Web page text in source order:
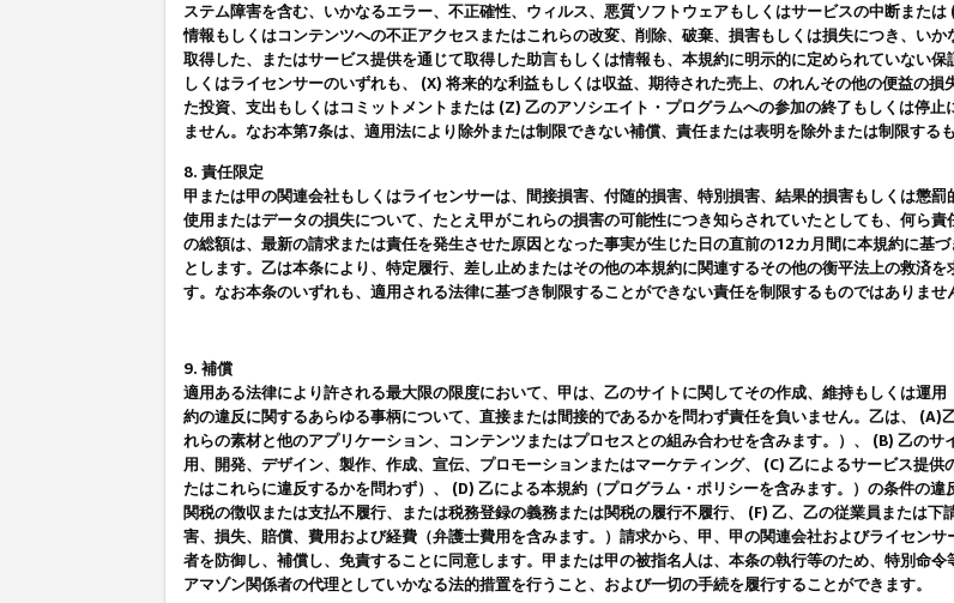
ステム障害を含む、いかなるエラー、不正確性、ウィルス、悪質ソフトウェアもしくはサービスの中断また
情報もしくはコンテンツへの不正アクセスまたはこれらの改変、削除、破棄、損害もしくは損失につき、い
取得した、またはサービス提供を通じて取得した助言もしくは情報も、本規約に明示的に定められていない
しくはライセンサーのいずれも、 (X) 将来的な利益もしくは収益、期待された売上、のれんその他の便益の
た投資、支出もしくはコミットメントまたは (Z) 乙のアソシエイト・プログラムへの参加の終了もしくは停
ません。なお本第7条は、適用法により除外または制限できない補償、責任または表明を除外または制限する
8. 責任限定
甲または甲の関連会社もしくはライセンサーは、間接損害、付随的損害、特別損害、結果的損害もしくは懲
使用またはデータの損失について、たとえ甲がこれらの損害の可能性につき知らされていたとしても、何ら
の総額は、最新の請求または責任を発生させた原因となった事実が生じた日の直前の12カ月間に本規約に基
とします。乙は本条により、特定履行、差し止めまたはその他の本規約に関連するその他の衡平法上の救済
す。なお本条のいずれも、適用される法律に基づき制限することができない責任を制限するものではありませ
9. 補償
適用ある法律により許される最大限の限度において、甲は、乙のサイトに関してその作成、維持もしくは運
約の違反に関するあらゆる事柄について、直接または間接的であるかを問わず責任を負いません。乙は、
れらの素材と他のアプリケーション、コンテンツまたはプロセスとの組み合わせを含みます。）、 (B) 乙の
用、開発、デザイン、製作、作成、宣伝、プロモーションまたはマーケティング、 (C) 乙によるサービス提
たはこれらに違反するかを問わず）、 (D) 乙による本規約（プログラム・ポリシーを含みます。）の条件の
関税の徴収または支払不履行、または税務登録の義務または関税の履行不履行、 (F) 乙、乙の従業員または
害、損失、賠償、費用および経費（弁護士費用を含みます。）請求から、甲、甲の関連会社およびライセン
者を防御し、補償し、免責することに同意します。甲または甲の被指名人は、本条の執行等のため、特別命
アマゾン関係者の代理としていかなる法的措置を行うこと、および一切の手続を履行することができます。